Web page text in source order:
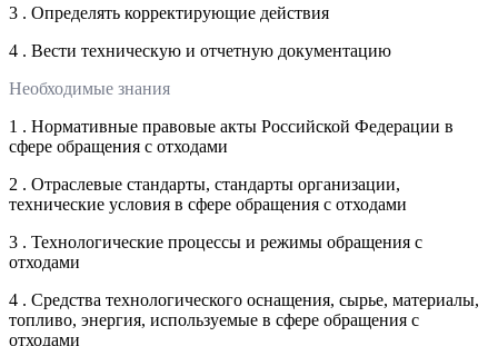
3 . Определять корректирующие действия
4 . Вести техническую и отчетную документацию
Необходимые знания
1 . Нормативные правовые акты Российской Федерации в
сфере обращения с отходами
2 . Отраслевые стандарты, стандарты организации,
технические условия в сфере обращения с отходами
3 . Технологические процессы и режимы обращения с
отходами
4 . Средства технологического оснащения, сырье, материалы,
топливо, энергия, используемые в сфере обращения с
отходами